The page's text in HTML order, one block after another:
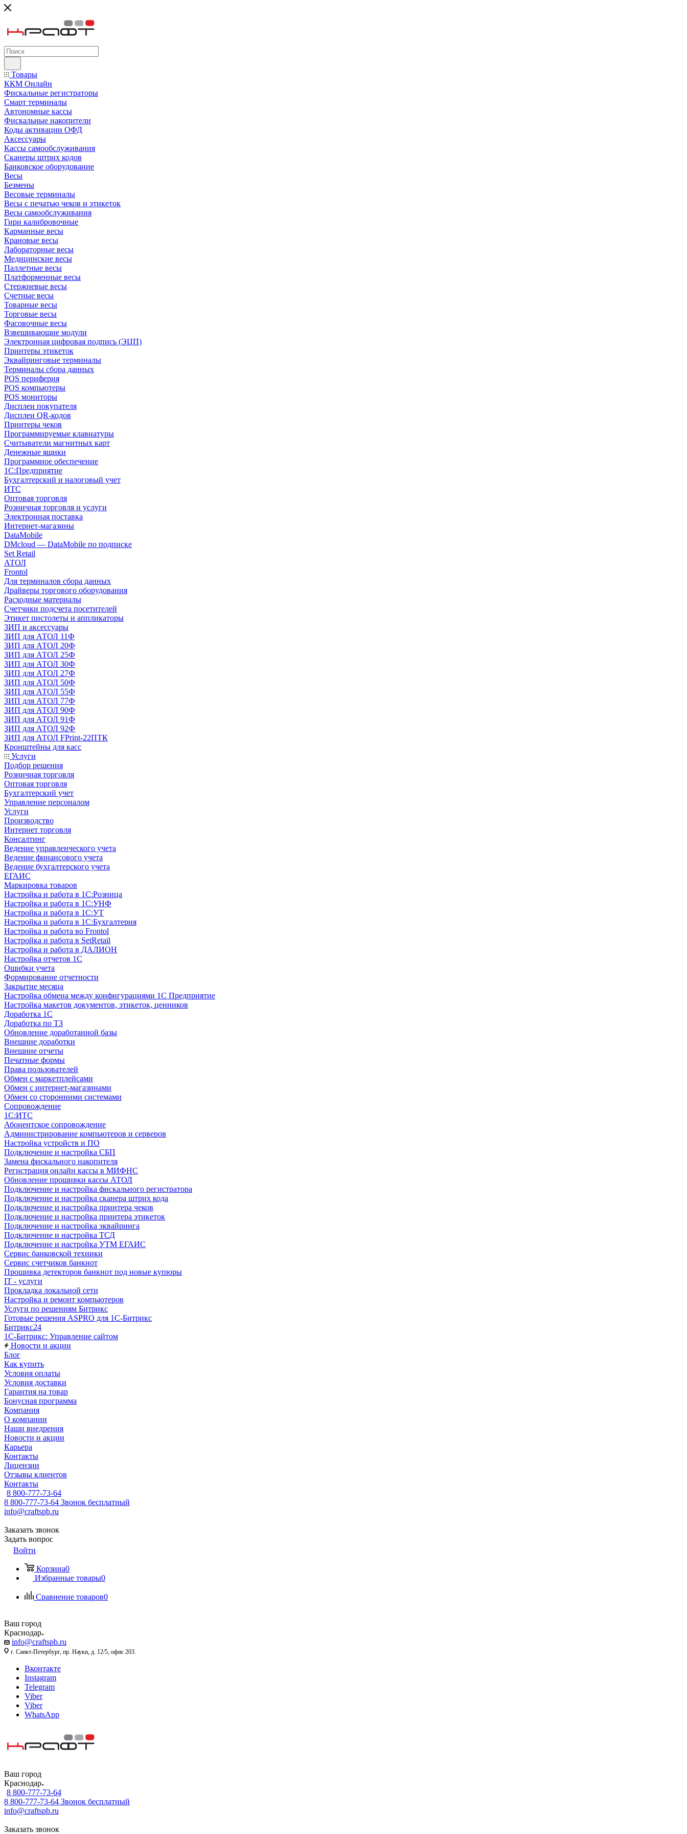
Товары
ККМ Онлайн
Фискальные регистраторы
Смарт терминалы
Автономные кассы
Фискальные накопители
Коды активации ОФД
Аксессуары
Кассы самообслуживания
Сканеры штрих кодов
Банковское оборудование
Весы
Безмены
Весовые терминалы
Весы с печатью чеков и этикеток
Весы самообслуживания
Гири калибровочные
Карманные весы
Крановые весы
Лабораторные весы
Медицинские весы
Паллетные весы
Платформенные весы
Стержневые весы
Счетные весы
Товарные весы
Торговые весы
Фасовочные весы
Взвешивающие модули
Электронная цифровая подпись (ЭЦП)
Принтеры этикеток
Эквайринговые терминалы
Терминалы сбора данных
POS периферия
POS компьютеры
POS мониторы
Дисплеи покупателя
Дисплеи QR-кодов
Принтеры чеков
Программируемые клавиатуры
Считыватели магнитных карт
Денежные ящики
Программное обеспечение
1С:Предприятие
Бухгалтерский и налоговый учет
ИТС
Оптовая торговля
Розничная торговля и услуги
Электронная поставка
Интернет-магазины
DataMobile
DMcloud — DataMobile по подписке
Set Retail
АТОЛ
Frontol
Для терминалов сбора данных
Драйверы торгового оборудования
Расходные материалы
Счетчики подсчета посетителей
Этикет пистолеты и аппликаторы
ЗИП и аксессуары
ЗИП для АТОЛ 11Ф
ЗИП для АТОЛ 20Ф
ЗИП для АТОЛ 25Ф
ЗИП для АТОЛ 30Ф
ЗИП для АТОЛ 27Ф
ЗИП для АТОЛ 50Ф
ЗИП для АТОЛ 55Ф
ЗИП для АТОЛ 77Ф
ЗИП для АТОЛ 90Ф
ЗИП для АТОЛ 91Ф
ЗИП для АТОЛ 92Ф
ЗИП для АТОЛ FPrint-22ПТК
Кронштейны для касс
Услуги
Подбор решения
Розничная торговля
Оптовая торговля
Бухгалтерский учет
Управление персоналом
Услуги
Производство
Интернет торговля
Консалтинг
Ведение управленческого учета
Ведение финансового учета
Ведение бухгалтерского учета
ЕГАИС
Маркировка товаров
Настройка и работа в 1С:Розница
Настройка и работа в 1С:УНФ
Настройка и работа в 1С:УТ
Настройка и работа в 1С:Бухгалтерия
Настройка и работа во Frontol
Настройка и работа в SetRetail
Настройка и работа в ДАЛИОН
Настройка отчетов 1С
Ошибки учета
Формирование отчетности
Закрытие месяца
Настройка обмена между конфигурациями 1С Предприятие
Настройка макетов документов, этикеток, ценников
Доработка 1С
Доработка по ТЗ
Обновление доработанной базы
Внешние доработки
Внешние отчеты
Печатные формы
Права пользователей
Обмен с маркетплейсами
Обмен с интернет-магазинами
Обмен со сторонними системами
Сопровождение
1C:ИТС
Абонентское сопровождение
Администрирование компьютеров и серверов
Настройка устройств и ПО
Подключение и настройка СБП
Замена фискального накопителя
Регистрация онлайн кассы в МИФНС
Обновление прошивки кассы АТОЛ
Подключение и настройка фискального регистратора
Подключение и настройка сканера штрих кода
Подключение и настройка принтера чеков
Подключение и настройка принтера этикеток
Подключение и настройка эквайринга
Подключение и настройка ТСД
Подключение и настройка УТМ ЕГАИС
Сервис банковской техники
Сервис счетчиков банкнот
Прошивка детекторов банкнот под новые купюры
IT - услуги
Прокладка локальной сети
Настройка и ремонт компьютеров
Услуги по решениям Битрикс
Готовые решения ASPRO для 1С-Битрикс
Битрикс24
1С-Битрикс: Управление сайтом
Новости и акции
Блог
Как купить
Условия оплаты
Условия доставки
Гарантия на товар
Бонусная программа
Компания
О компании
Наши внедрения
Новости и акции
Карьера
Контакты
Лицензии
Отзывы клиентов
Контакты
8 800-777-73-64
8 800-777-73-64 Звонок бесплатный
info@craftspb.ru
Заказать звонок
Задать вопрос
Войти
Корзина0
Избранные товары0
Сравнение товаров0
Ваш город
Краснодар
info@craftspb.ru
г. Санкт-Петербург, пр. Науки, д. 12/5, офис 203.
Вконтакте
Instagram
Telegram
Viber
Viber
WhatsApp
Ваш город
Краснодар
8 800-777-73-64
8 800-777-73-64 Звонок бесплатный
info@craftspb.ru
Заказать звонок